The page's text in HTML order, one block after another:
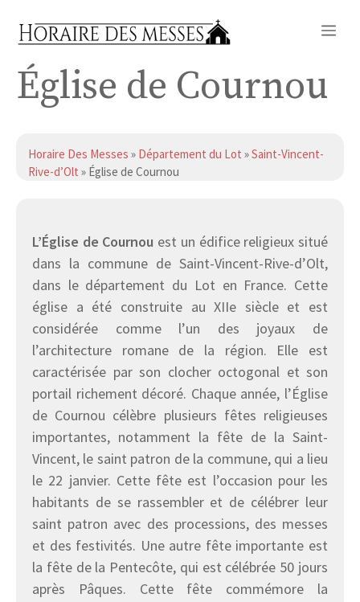
Église de Cournou
Horaire Des Messes » Département du Lot »Saint-Vincent-
Rive-d’Olt » Église de Cournou
L’Église de Cournou est un édifice religieux situé
dans la commune de Saint-Vincent-Rive-d’Olt,
dans le département du Lot en France. Cette
église a été construite au XIIe siècle et est
considérée comme l’un des joyaux de
l’architecture romane de la région. Elle est
caractérisée par son clocher octogonal et son
portail richement décoré. Chaque année, l’Église
de Cournou célèbre plusieurs fêtes religieuses
importantes, notamment la fête de la Saint-
Vincent, le saint patron de la commune, qui a lieu
le 22 janvier. Cette fête est l’occasion pour les
habitants de se rassembler et de célébrer leur
saint patron avec des processions, des messes
et des festivités. Une autre fête importante est
la fête de la Pentecôte, qui est célébrée 50 jours
après Pâques. Cette fête commémore la